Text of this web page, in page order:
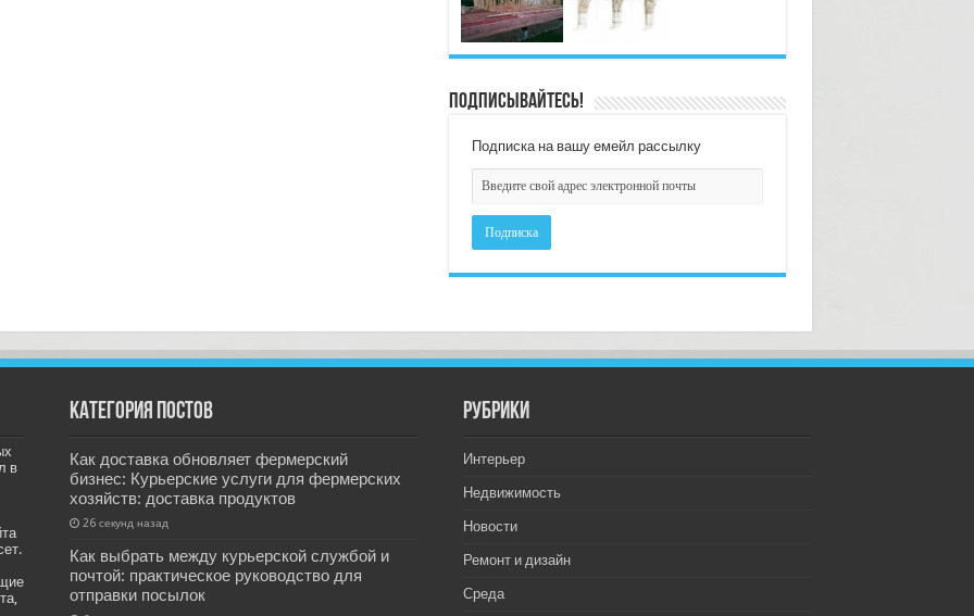
Подписывайтесь!
Подписка на вашу емейл рассылку
в
Категория постов
Как доставка обновляет фермерский
бизнес: Курьерские услуги для фермерских
хозяйств: доставка продуктов
26 секунд назад
Как выбрать между курьерской службой и
почтой: практическое руководство для
отправки посылок
РУбрики
Интерьер
Недвижимость
Новости
Ремонт и дизайн
Среда